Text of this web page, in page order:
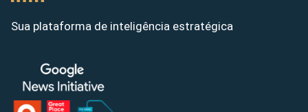
Sua plataforma de inteligência estratégica